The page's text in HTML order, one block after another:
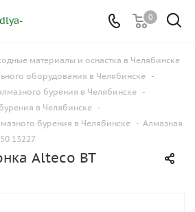
0
материалы и оснастка в Челябинске
оборудования в Челябинске -
бурения в Челябинске -
в Челябинске -
бурения в Челябинске - Алмазная
13227
Alteco BT